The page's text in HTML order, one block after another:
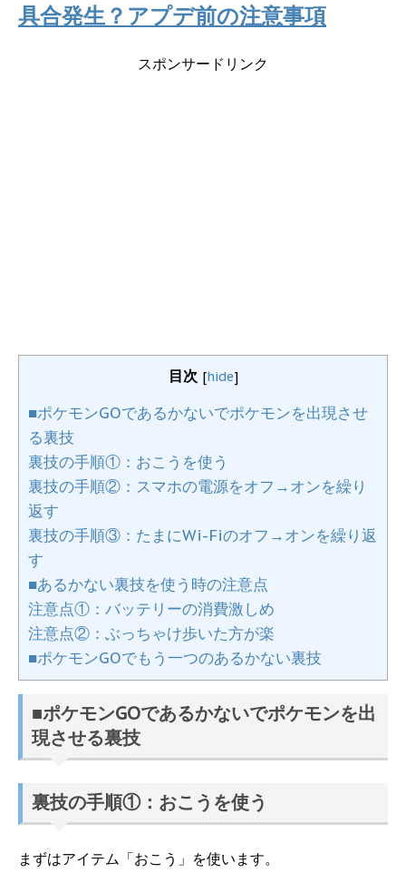
具合発生？アプデ前の注意事項
スポンサードリンク
目次 [hide]
■ポケモンGOであるかないでポケモンを出現させ
る裏技
裏技の手順①：おこうを使う
裏技の手順②：スマホの電源をオフ→オンを繰り
返す
裏技の手順③：たまにWi-Fiのオフ→オンを繰り返
す
■あるかない裏技を使う時の注意点
注意点①：バッテリーの消費激しめ
注意点②：ぶっちゃけ歩いた方が楽
■ポケモンGOでもう一つのあるかない裏技
■ポケモンGOであるかないでポケモンを出
現させる裏技
裏技の手順①：おこうを使う
まずはアイテム「おこう」を使います。